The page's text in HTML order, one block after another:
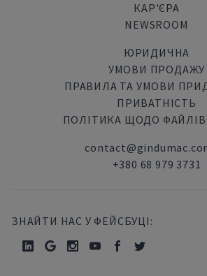
КАР'ЄРА
NEWSROOM
ЮРИДИЧНА
УМОВИ ПРОДАЖУ
ПРАВИЛА ТА УМОВИ
ПРИВАТНІСТЬ
ПОЛІТИКА ЩОДО ФАЙЛІВ
+380 68 979 3731
ЗНАЙТИ НАС У ФЕЙСБУЦІ: